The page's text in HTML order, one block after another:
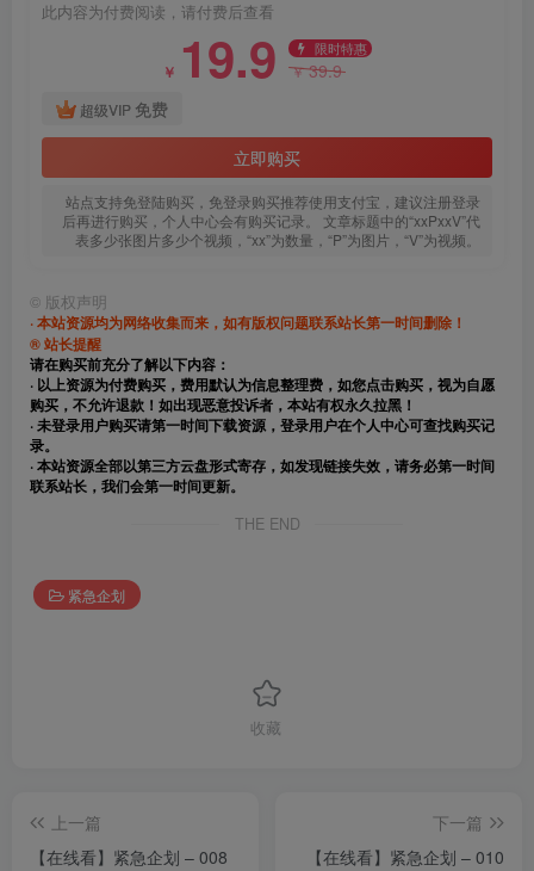
此内容为付费阅读，请付费后查看
￥ 19.9 限时特惠
￥39.9
超级VIP 免费
立即购买
站点支持免登陆购买，免登录购买推荐使用支付宝，建议注册登录
后再进行购买，个人中心会有购买记录。 文章标题中的“xxPxxV”代
表多少张图片多少个视频，“xx”为数量，“P”为图片，“V”为视频。
© 版权声明
· 本站资源均为网络收集而来，如有版权问题联系站长第一时间删除！
® 站长提醒
请在购买前充分了解以下内容：
· 以上资源为付费购买，费用默认为信息整理费，如您点击购买，视为自愿
购买，不允许退款！如出现恶意投诉者，本站有权永久拉黑！
· 未登录用户购买请第一时间下载资源，登录用户在个人中心可查找购买记
录。
· 本站资源全部以第三方云盘形式寄存，如发现链接失效，请务必第一时间
联系站长，我们会第一时间更新。
THE END
紧急企划
收藏
上一篇
【在线看】紧急企划 – 008
下一篇
【在线看】紧急企划 – 010